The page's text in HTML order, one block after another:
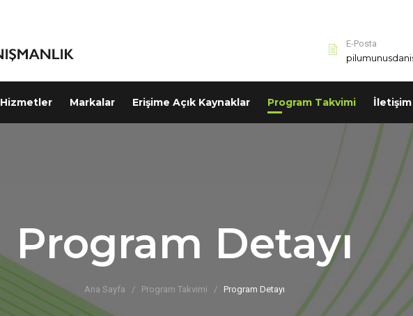
E-Posta
Hizmetler Markalar Erişime Açık Kaynaklar Program Takvimi İletişim
Program Detayı
Ana Sayfa Program Takvimi Program Detayı